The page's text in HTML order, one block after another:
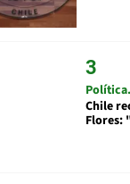
Política
Chile
Flores: